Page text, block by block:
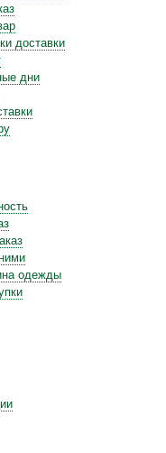
доставки
дни
одежды